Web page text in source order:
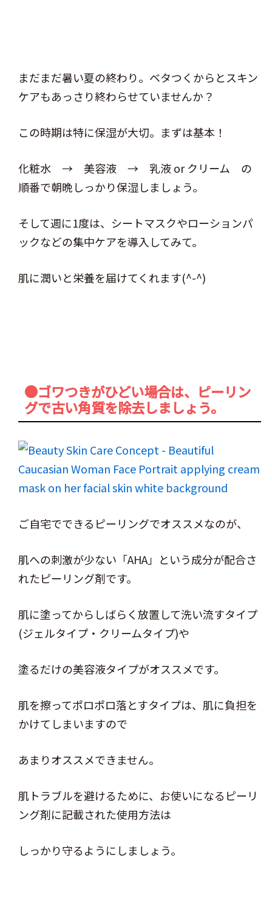
まだまだ暑い夏の終わり。ベタつくからとスキン
ケアもあっさり終わらせていませんか？
この時期は特に保湿が大切。まずは基本！
化粧水 → 美容液 → 乳液 or クリーム の
順番で朝晩しっかり保湿しましょう。
そして週に1度は、シートマスクやローションパ
ックなどの集中ケアを導入してみて。
肌に潤いと栄養を届けてくれます(^-^)
●ゴワつきがひどい場合は、ピーリン
グで古い角質を除去しましょう。
ご自宅でできるピーリングでオススメなのが、
肌への刺激が少ない「AHA」という成分が配合さ
れたピーリング剤です。
肌に塗ってからしばらく放置して洗い流すタイプ
(ジェルタイプ・クリームタイプ)や
塗るだけの美容液タイプがオススメです。
肌を擦ってポロポロ落とすタイプは、肌に負担を
かけてしまいますので
あまりオススメできません。
肌トラブルを避けるために、お使いになるピーリ
ング剤に記載された使用方法は
しっかり守るようにしましょう。